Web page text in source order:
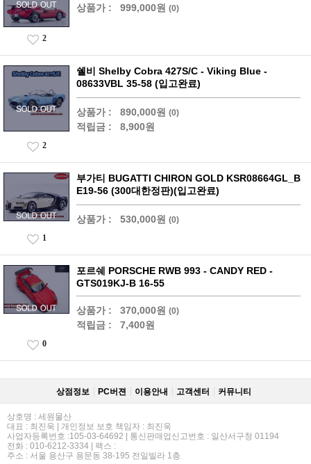
상품가 : 999,000원 (0)
2
쉘비 Shelby Cobra 427S/C - Viking Blue -
08633VBL 35-58 (입고완료)
상품가 : 890,000원 (0)
적립금 : 8,900원
2
부가티 BUGATTI CHIRON GOLD KSR08664GL_B
E19-56 (300대한정판)(입고완료)
상품가 : 530,000원 (0)
1
포르쉐 PORSCHE RWB 993 - CANDY RED -
GTS019KJ-B 16-55
상품가 : 370,000원 (0)
적립금 : 7,400원
0
상점정보 PC버젼 이용안내 고객센터 커뮤니티
상호명 : 세원물산
대표 : 최진욱 | 개인정보 보호 책임자 : 최진욱
사업자등록번호 :105-03-64692 | 통신판매업신고번호 : 일산서구청 01194
전화 : 010-6212-3334 | 팩스 :
주소 : 서울 용산구 용문동 38-195 전일빌라 1층